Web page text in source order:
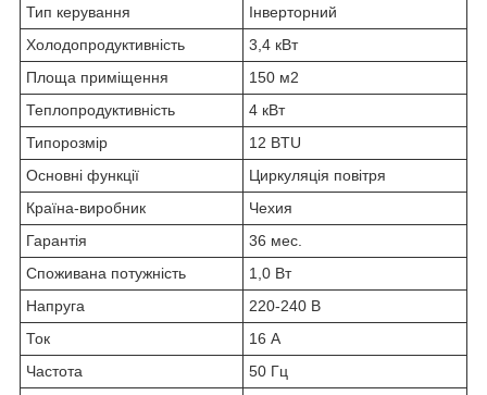
Тип керування
Інверторний
Холодопродуктивність
3,4 кВт
Площа приміщення
150 м2
Теплопродуктивність
4 кВт
Типорозмір
12 BTU
Основні функції
Циркуляція повітря
Країна-виробник
Чехия
Гарантія
36 мес.
Споживана потужність
1,0 Вт
Напруга
220-240 В
Ток
16 А
Частота
50 Гц